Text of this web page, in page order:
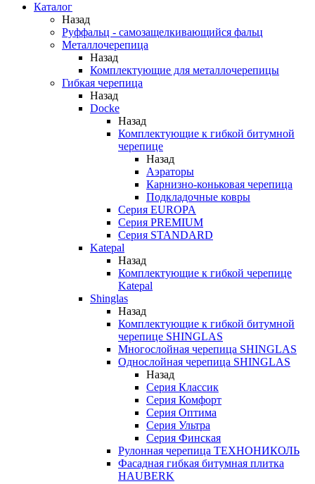
Каталог
Назад
Руффальц - самозащелкивающийся фальц
Металлочерепица
Назад
Комплектующие для металлочерепицы
Гибкая черепица
Назад
Docke
Назад
Комплектующие к гибкой битумной
черепице
Назад
Аэраторы
Карнизно-коньковая черепица
Подкладочные ковры
Серия EUROPA
Серия PREMIUM
Серия STANDARD
Katepal
Назад
Комплектующие к гибкой черепице
Katepal
Shinglas
Назад
Комплектующие к гибкой битумной
черепице SHINGLAS
Многослойная черепица SHINGLAS
Однослойная черепица SHINGLAS
Назад
Серия Классик
Серия Комфорт
Серия Оптима
Серия Ультра
Серия Финская
Рулонная черепица ТЕХНОНИКОЛЬ
Фасадная гибкая битумная плитка
HAUBERK